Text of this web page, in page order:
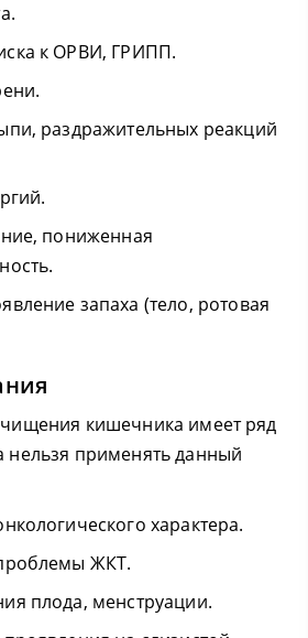
к ОРВИ, ГРИПП.
раздражительных реакций
пониженная
запаха (тело, ротовая
кишечника имеет ряд
нельзя применять данный
характера.
ЖКТ.
плода, менструации.